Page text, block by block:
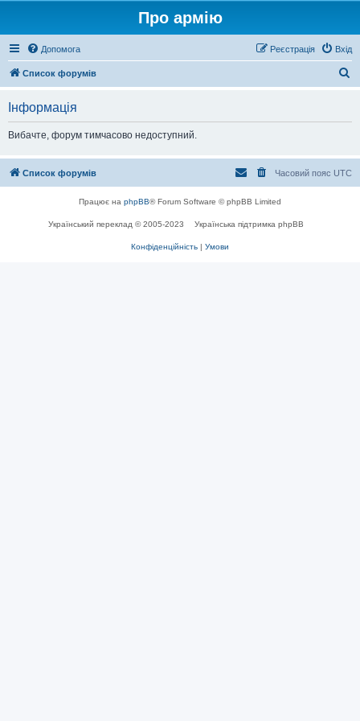
Про армію
Допомога Вхід
Реєстрація
Список форумів
Інформація
Вибачте, форум тимчасово недоступний.
Список форумів Часовий пояс UTC
Працює на phpBB® Forum Software © phpBB Limited
Український переклад © 2005-2023 Українська підтримка phpBB
Конфіденційність | Умови